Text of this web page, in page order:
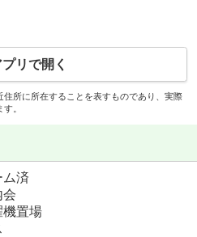
リで開く
所に所在することを表すものであり、実際
。
ム済
会
機置場